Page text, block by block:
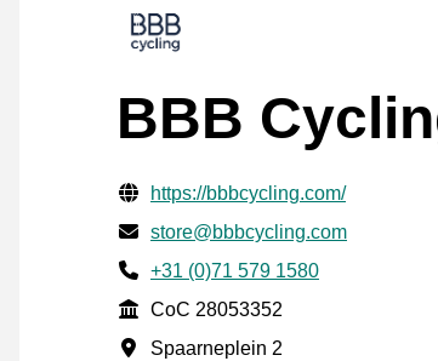
BBB
Informations de contact vérifiées
Website URL
https://bbbcycling.com/
E-mail
store@bbbcycling.com
Phone number
+31 (0)71 579 1580
CoC
CoC 28053352
Adresse professionnelle
Spaarneplein 2